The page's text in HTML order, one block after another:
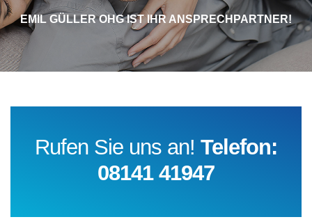
EMIL GÜLLER OHG IST IHR ANSPRECHPARTNER!
Rufen Sie uns an! Telefon:
08141 41947